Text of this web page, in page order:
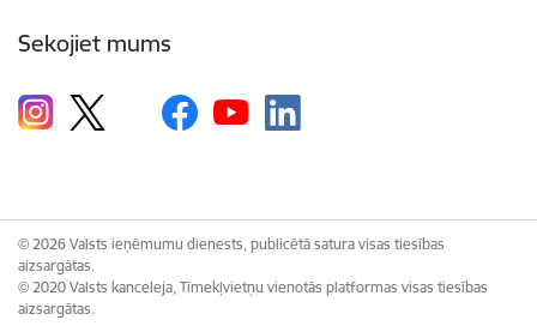
Sekojiet mums
© 2026 Valsts ieņēmumu dienests, publicētā satura visas tiesības
aizsargātas.
© 2020 Valsts kanceleja, Tīmekļvietņu vienotās platformas visas tiesības
aizsargātas.